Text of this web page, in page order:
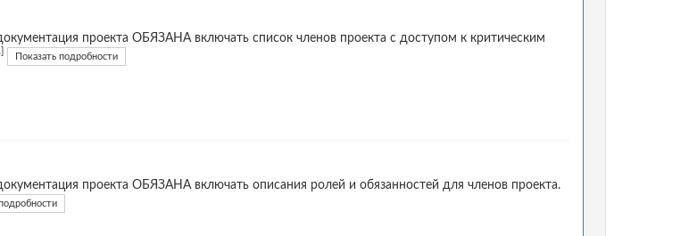
проекта ОБЯЗАНА включать список членов проекта с доступом к критическим
Показать подробности
проекта ОБЯЗАНА включать описания ролей и обязанностей для членов проекта.